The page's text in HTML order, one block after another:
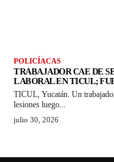
POLICÍACAS
TRABAJADOR CAE DE
LABORAL EN TICUL;
TICUL, Yucatán. Un
lesiones luego...
julio 30, 2026